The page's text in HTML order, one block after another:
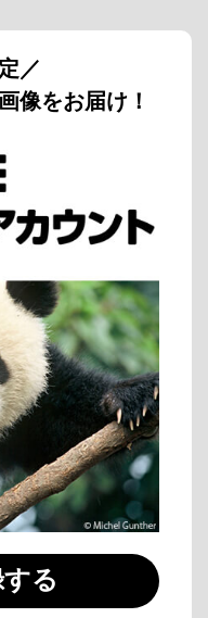
／
像をお届け！
る